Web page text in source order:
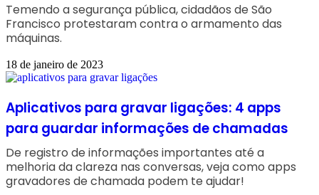
Temendo a segurança pública, cidadãos de São
Francisco protestaram contra o armamento das
máquinas.
18 de janeiro de 2023
Aplicativos para gravar ligações: 4 apps
para guardar informações de chamadas
De registro de informações importantes até a
melhoria da clareza nas conversas, veja como apps
gravadores de chamada podem te ajudar!